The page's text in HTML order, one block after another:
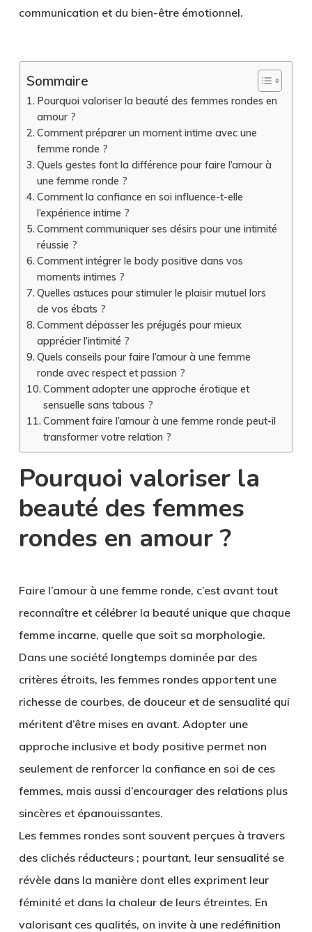
communication et du bien-être émotionnel.
Sommaire
Pourquoi valoriser la beauté des femmes rondes en
amour ?
Comment préparer un moment intime avec une
femme ronde ?
Quels gestes font la différence pour faire l’amour à
une femme ronde ?
Comment la confiance en soi influence-t-elle
l’expérience intime ?
Comment communiquer ses désirs pour une intimité
réussie ?
Comment intégrer le body positive dans vos
moments intimes ?
Quelles astuces pour stimuler le plaisir mutuel lors
de vos ébats ?
Comment dépasser les préjugés pour mieux
apprécier l’intimité ?
Quels conseils pour faire l’amour à une femme
ronde avec respect et passion ?
Comment adopter une approche érotique et
sensuelle sans tabous ?
Comment faire l’amour à une femme ronde peut-il
transformer votre relation ?
Pourquoi valoriser la
beauté des femmes
rondes en amour ?
Faire l’amour à une femme ronde, c’est avant tout
reconnaître et célébrer la beauté unique que chaque
femme incarne, quelle que soit sa morphologie.
Dans une société longtemps dominée par des
critères étroits, les femmes rondes apportent une
richesse de courbes, de douceur et de sensualité qui
méritent d’être mises en avant. Adopter une
approche inclusive et body positive permet non
seulement de renforcer la confiance en soi de ces
femmes, mais aussi d’encourager des relations plus
sincères et épanouissantes.
Les femmes rondes sont souvent perçues à travers
des clichés réducteurs ; pourtant, leur sensualité se
révèle dans la manière dont elles expriment leur
féminité et dans la chaleur de leurs étreintes. En
valorisant ces qualités, on invite à une redéfinition